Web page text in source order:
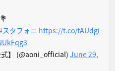
スタフォニ https://t.co/tAUdgi
】 (@aoni_official) June 29,